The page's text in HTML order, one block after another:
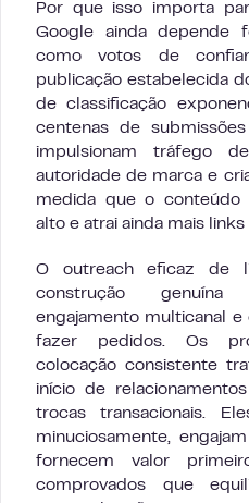
Por que isso importa
Google ainda depende
como votos de
publicação estabelecida
de classificação
centenas de
impulsionam tráfego
autoridade de marca e
medida que o conteúdo
alto e atrai ainda mais links
O outreach eficaz de
construção genuína
engajamento multicanal
fazer pedidos. Os
colocação consistente
início de
trocas transacionais.
minuciosamente,
fornecem valor
comprovados que